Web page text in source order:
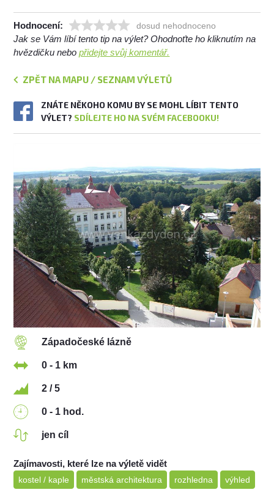
Hodnocení: dosud nehodnoceno
Jak se Vám líbí tento tip na výlet? Ohodnoťte ho kliknutím na
hvězdičku nebopřidejte svůj komentář.
ZPĚT NA MAPU / SEZNAM VÝLETŮ
ZNÁTE NĚKOHO KOMU BY SE MOHL LÍBIT TENTO
VÝLET? SDÍLEJTE HO NA SVÉM FACEBOOKU!
Západočeské lázně
0 - 1 km
2 / 5
0 - 1 hod.
jen cíl
Zajímavosti, které lze na výletě vidět
kostel / kaple městská architektura rozhledna výhled